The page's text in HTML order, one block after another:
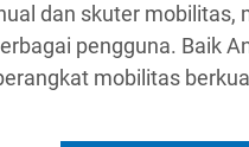
dan skuter
pengguna. Baik
mobilitas